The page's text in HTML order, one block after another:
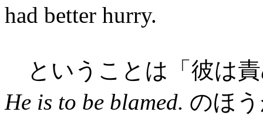
had better hurry.
ということは「彼は
He is to be blamed. のほ